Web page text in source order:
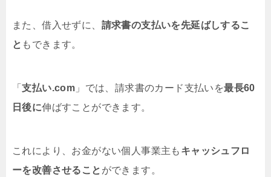
また、借入せずに、 請求書の支払いを先延ばしするこ
と もできます。
「支払い.com 」では、請求書のカード支払いを最長60
日後に伸ばすことができます。
これにより、お金がない個人事業主も キャッシュフロ
ーを改善させること ができます。